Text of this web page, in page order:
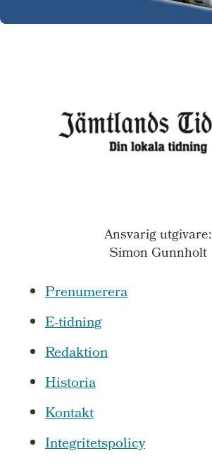
Ansvarig utgivare:
Simon Gunnholt
Prenumerera
E-tidning
Redaktion
Historia
Kontakt
Integritetspolicy